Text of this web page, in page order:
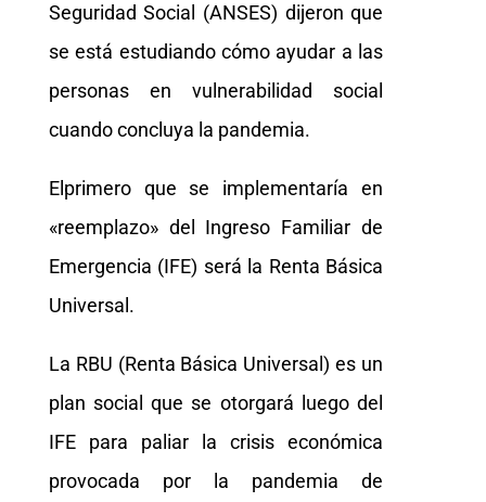
Seguridad Social (ANSES) dijeron que
se está estudiando cómo ayudar a las
personas en vulnerabilidad social
cuando concluya la pandemia.
Elprimero que se implementaría en
«reemplazo» del Ingreso Familiar de
Emergencia (IFE) será la Renta Básica
Universal.
La RBU (Renta Básica Universal) es un
plan social que se otorgará luego del
IFE para paliar la crisis económica
provocada por la pandemia de